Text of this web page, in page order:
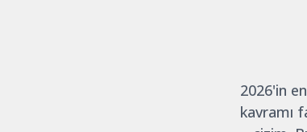
2026'in
kavramı